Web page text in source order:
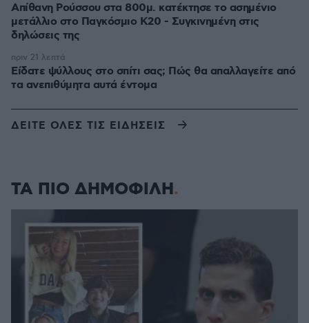
Απίθανη Ρούσσου στα 800μ. κατέκτησε το ασημένιο
μετάλλιο στο Παγκόσμιο Κ20 - Συγκινημένη στις
δηλώσεις της
Είδατε ψύλλους στο σπίτι σας; Πώς θα απαλλαγείτε από
τα ανεπιθύμητα αυτά έντομα
πριν 21 λεπτά
ΔΕΙΤΕ ΟΛΕΣ ΤΙΣ ΕΙΔΗΣΕΙΣ
ΤΑ ΠΙΟ ΔΗΜΟΦΙΛΗ